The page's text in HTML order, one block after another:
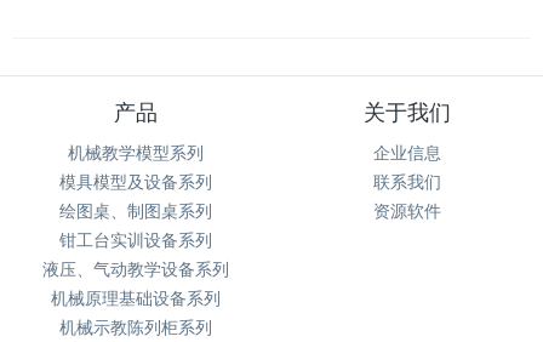
产品
机械教学模型系列
模具模型及设备系列
绘图桌、制图桌系列
钳工台实训设备系列
液压、气动教学设备系列
机械原理基础设备系列
机械示教陈列柜系列
关于我们
企业信息
联系我们
资源软件